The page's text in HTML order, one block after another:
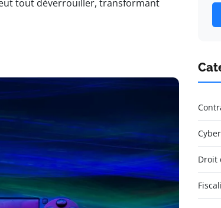
tout déverrouiller, transformant
Droit